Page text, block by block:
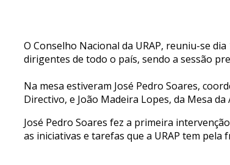
O Conselho Nacional da URAP, reuniu-se
dirigentes de todo o país, sendo a sessão
Na mesa estiveram José Pedro Soares,
Directivo, e João Madeira Lopes, da Mesa da
José Pedro Soares fez a primeira
as iniciativas e tarefas que a URAP tem pela